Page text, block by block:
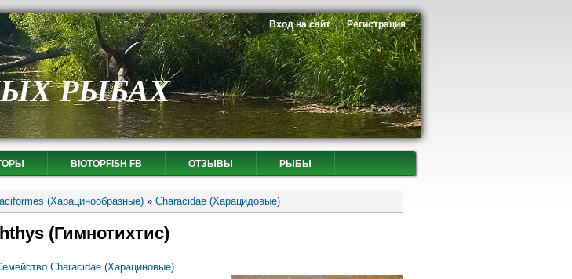
РЫБАХ
Вход на сайт Регистрация
BIOTOPFISH FB ОТЗЫВЫ РЫБЫ
(Харацинообразные) » Characidae (Харацидовые)
(Гимнотихтис)
Characidae (Харациновые)